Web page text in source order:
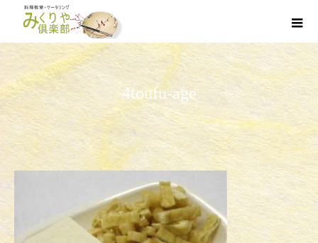
4toufu-age